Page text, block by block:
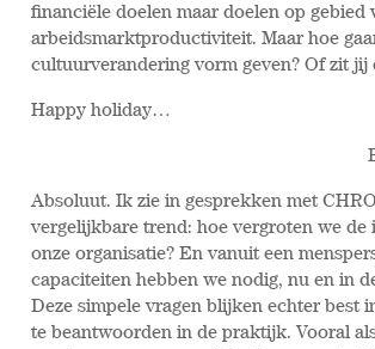
financiële doelen maar doelen op gebied
arbeidsmarktproductiviteit. Maar hoe
cultuurverandering vorm geven? Of zit jij
Happy holiday…
Absoluut. Ik zie in gesprekken met
vergelijkbare trend: hoe vergroten we de
onze organisatie? En vanuit een
capaciteiten hebben we nodig, nu en in
Deze simpele vragen blijken echter best
te beantwoorden in de praktijk. Vooral